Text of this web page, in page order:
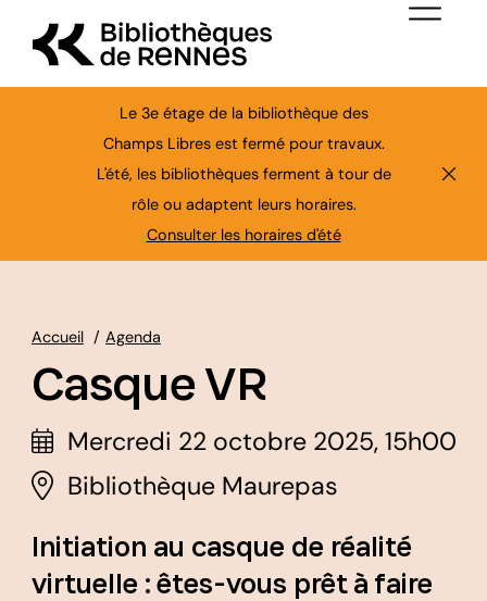
Le 3e étage de la bibliothèque des
Champs Libres est fermé pour travaux.
L'été, les bibliothèques ferment à tour de
rôle ou adaptent leurs horaires.
Consulter les horaires d'été
Menu de
Accueil Agenda
Casque VR
Mercredi 22 octobre 2025, 15h00
Bibliothèque Maurepas
Initiation au casque de réalité
virtuelle : êtes-vous prêt à faire